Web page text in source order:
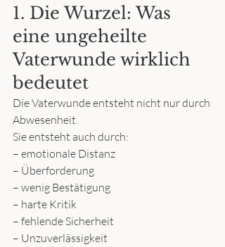
1. Die Wurzel: Was
eine ungeheilte
Vaterwunde wirklich
bedeutet
Die Vaterwunde entsteht nicht nur durch
Abwesenheit.
Sie entsteht auch durch:
– emotionale Distanz
– Überforderung
– wenig Bestätigung
– harte Kritik
– fehlende Sicherheit
– Unzuverlässigkeit